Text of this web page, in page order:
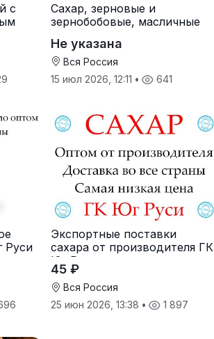
с
Сахар, зерновые и
зернобобовые, масличные
Не указана
Вся Россия
15 июл 2026, 12:11 • 641
Руси
Экспортные поставки
сахара от производителя ГК
Юг Руси
45 ₽
Вся Россия
25 июн 2026, 13:38 • 1 897